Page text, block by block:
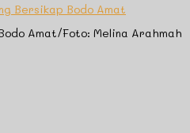
Amat/Foto: Melina Arahmah